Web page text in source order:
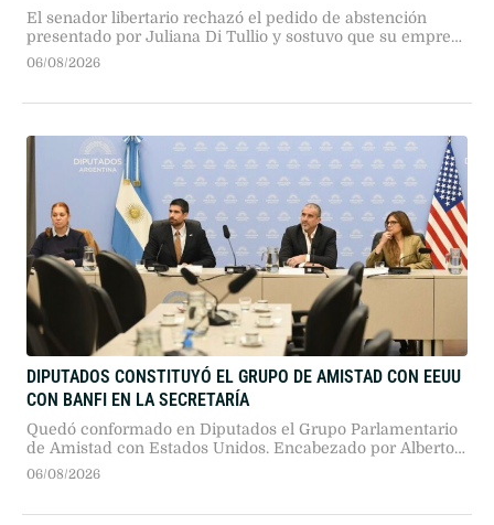
El senador libertario rechazó el pedido de abstención
presentado por Juliana Di Tullio y sostuvo que su empresa
no obtendría un beneficio particular con la reforma.
06/08/2026
DIPUTADOS CONSTITUYÓ EL GRUPO DE AMISTAD CON EEUU
CON BANFI EN LA SECRETARÍA
Quedó conformado en Diputados el Grupo Parlamentario
de Amistad con Estados Unidos. Encabezado por Alberto
Benegas Lynch y con Karina Banfi en la secretaría, el
06/08/2026